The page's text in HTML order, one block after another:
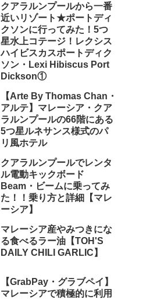
クアラルンプールから一番
近いリゾート★ポートディ
クソンに行ってみた！5つ
星水上コテージ！レクシス
ハイビスカスポートディク
ソン・Lexi Hibiscus Port
Dickson①
【Arte By Thomas Chan・
アルテ】マレーシア・クア
ラルンプールの66階にある
5つ星ルネサンス様式のパ
リ風ホテル
クアラルンプールでレンタ
ル電動キックボード
Beam・ビームに乗ってみ
た！！乗り方と詳細【マレ
ーシア】
マレーシア産やみつきにな
る食べるラー油【TOH'S
DAILY CHILI GARLIC】
【GrabPay・グラブペイ】
マレーシアで積極的に利用